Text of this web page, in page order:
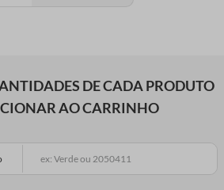
DE CADA PRODUTO
AO CARRINHO